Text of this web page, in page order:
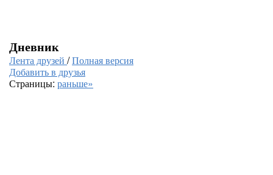
Дневник
Лента друзей /Полная версия
Добавить в друзья
Страницы: раньше»